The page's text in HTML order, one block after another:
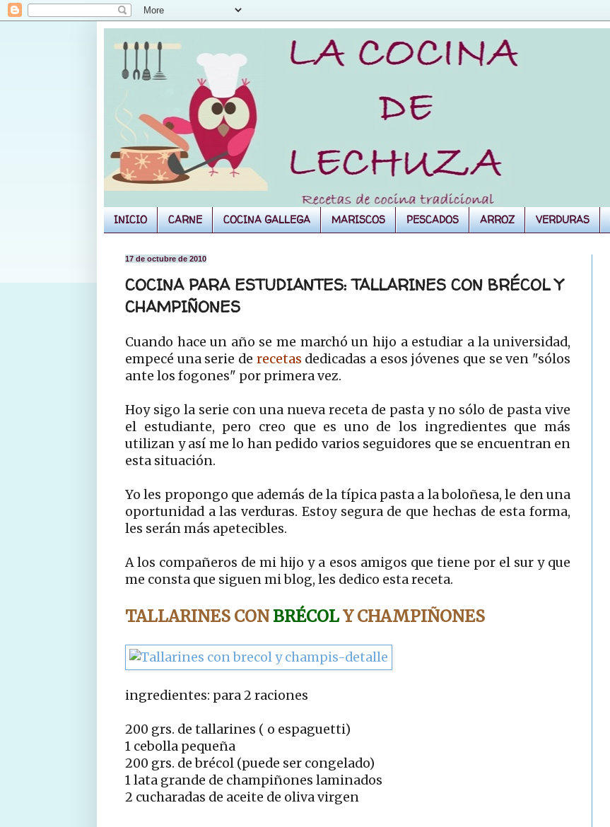
INICIO CARNE COCINA GALLEGA MARISCOS PESCADOS ARROZ VERDURAS
17 de octubre de 2010
COCINA PARA ESTUDIANTES: TALLARINES CON BRÉCOL Y
CHAMPIÑONES
Cuando hace un año se me marchó un hijo a estudiar a la universidad,
empecé una serie de recetas dedicadas a esos jóvenes que se ven "sólos
ante los fogones" por primera vez.
Hoy sigo la serie con una nueva receta de pasta y no sólo de pasta vive
el estudiante, pero creo que es uno de los ingredientes que más
utilizan y así me lo han pedido varios seguidores que se encuentran en
esta situación.
Yo les propongo que además de la típica pasta a la boloñesa, le den una
oportunidad a las verduras. Estoy segura de que hechas de esta forma,
les serán más apetecibles.
A los compañeros de mi hijo y a esos amigos que tiene por el sur y que
me consta que siguen mi blog, les dedico esta receta.
TALLARINES CON BRÉCOLY CHAMPIÑONES
ingredientes: para 2 raciones
200 grs. de tallarines ( o espaguetti)
1 cebolla pequeña
200 grs. de brécol (puede ser congelado)
1 lata grande de champiñones laminados
2 cucharadas de aceite de oliva virgen